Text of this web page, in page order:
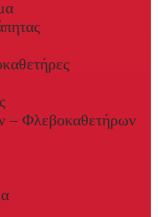
– Φλεβοκαθετήρων